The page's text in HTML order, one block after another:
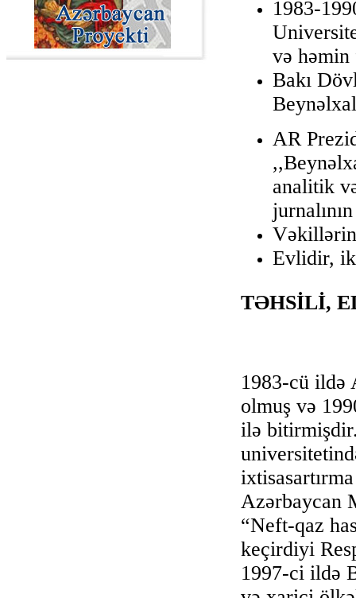
1983-
və
Bakı
AR
analitik
Vəkillərin
Evlidir,
TƏHSİLİ,
1983-cü ildə
olmuş və
ilə
Azərbaycan
“Neft-qaz
keçirdiyi
1997-ci ildə